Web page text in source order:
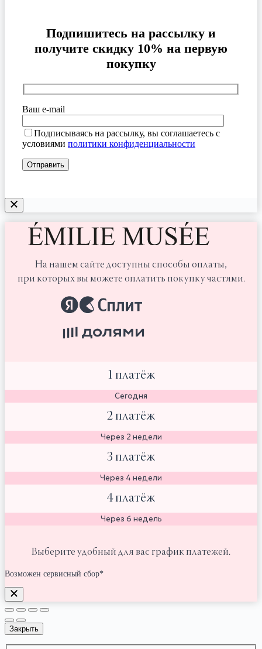
Подпишитесь на рассылку и
получите скидку 10% на первую
покупку
Ваш e-mail
Подписываясь на рассылку, вы соглашаетесь с
условиями политики конфиденциальности
На нашем сайте доступны способы оплаты,
при которых вы можете оплатить покупку частями.
1 платёж
Сегодня
2 платёж
Через 2 недели
3 платёж
Через 4 недели
4 платёж
Через 6 недель
Выберите удобный для вас график платежей.
Возможен сервисный сбор*
Закрыть